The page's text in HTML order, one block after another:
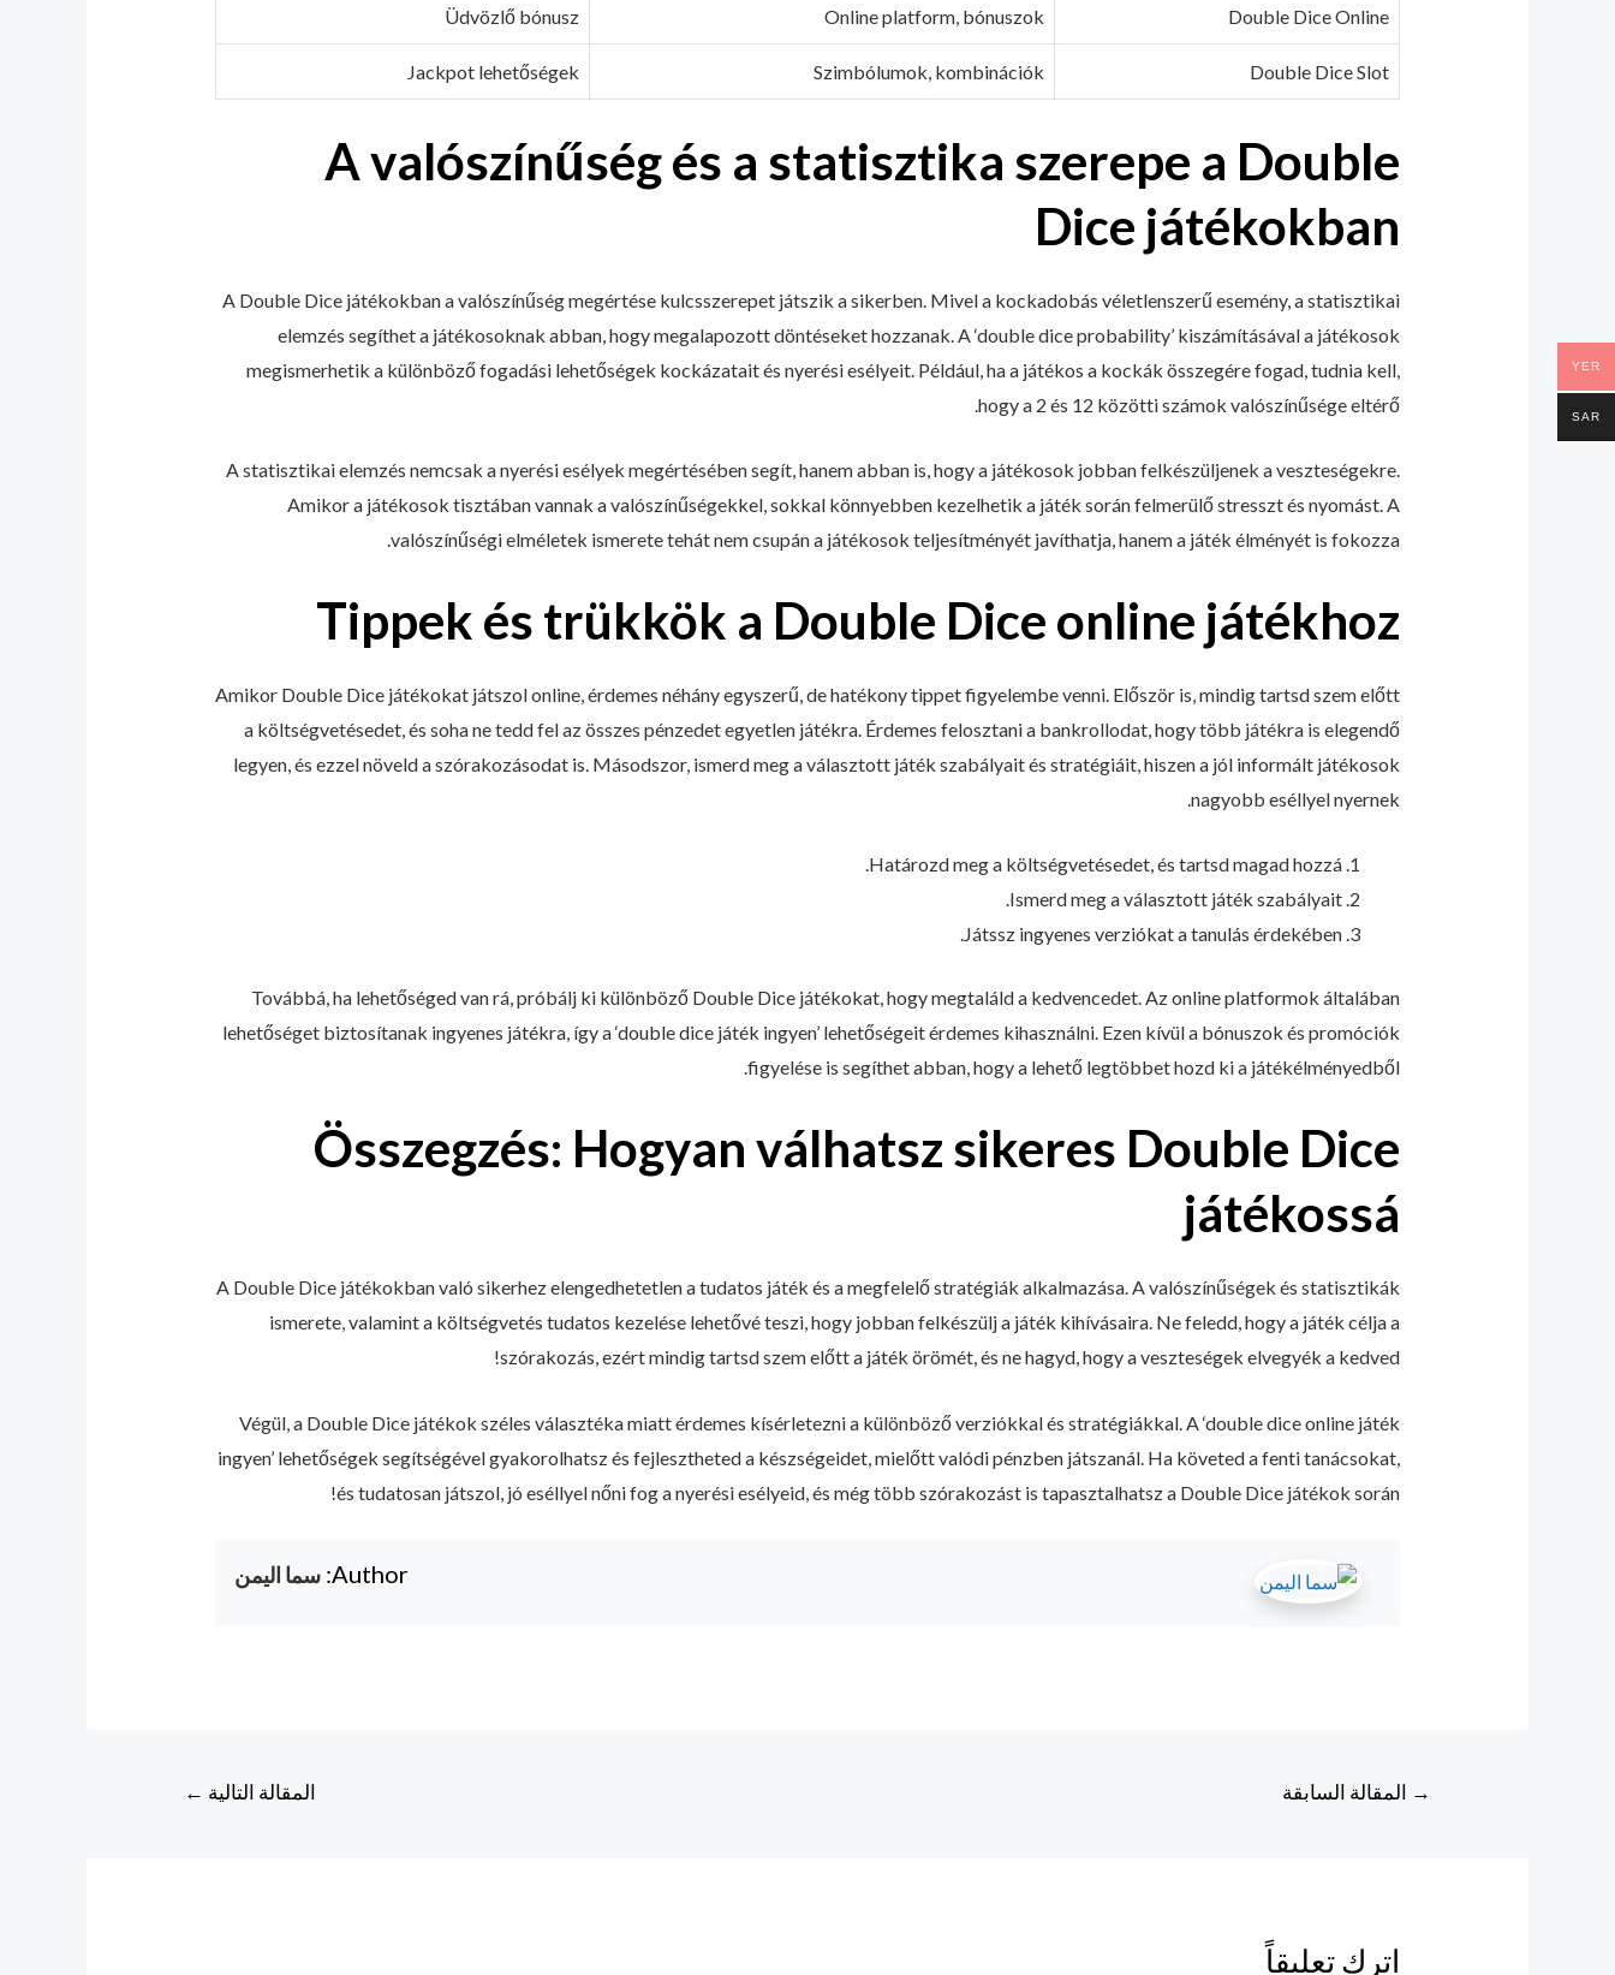
Double Dice Online
Online platform, bónuszok
Üdvözlő bónusz
Double Dice Slot
Szimbólumok, kombinációk
Jackpot lehetőségek
A valószínűség és a statisztika szerepe a Double
Dice játékokban
A Double Dice játékokban a valószínűség megértése kulcsszerepet játszik a sikerben. Mivel a kockadobás véletlenszerű esemény, a statisztikai
elemzés segíthet a játékosoknak abban, hogy megalapozott döntéseket hozzanak. A ‘double dice probability’ kiszámításával a játékosok
megismerhetik a különböző fogadási lehetőségek kockázatait és nyerési esélyeit. Például, ha a játékos a kockák összegére fogad, tudnia kell,
hogy a 2 és 12 közötti számok valószínűsége eltérő.
A statisztikai elemzés nemcsak a nyerési esélyek megértésében segít, hanem abban is, hogy a játékosok jobban felkészüljenek a veszteségekre.
Amikor a játékosok tisztában vannak a valószínűségekkel, sokkal könnyebben kezelhetik a játék során felmerülő stresszt és nyomást. A
valószínűségi elméletek ismerete tehát nem csupán a játékosok teljesítményét javíthatja, hanem a játék élményét is fokozza.
Tippek és trükkök a Double Dice online játékhoz
Amikor Double Dice játékokat játszol online, érdemes néhány egyszerű, de hatékony tippet figyelembe venni. Először is, mindig tartsd szem előtt
a költségvetésedet, és soha ne tedd fel az összes pénzedet egyetlen játékra. Érdemes felosztani a bankrollodat, hogy több játékra is elegendő
legyen, és ezzel növeld a szórakozásodat is. Másodszor, ismerd meg a választott játék szabályait és stratégiáit, hiszen a jól informált játékosok
nagyobb eséllyel nyernek.
Határozd meg a költségvetésedet, és tartsd magad hozzá.
Ismerd meg a választott játék szabályait.
Játssz ingyenes verziókat a tanulás érdekében.
Továbbá, ha lehetőséged van rá, próbálj ki különböző Double Dice játékokat, hogy megtaláld a kedvencedet. Az online platformok általában
lehetőséget biztosítanak ingyenes játékra, így a ‘double dice játék ingyen’ lehetőségeit érdemes kihasználni. Ezen kívül a bónuszok és promóciók
figyelése is segíthet abban, hogy a lehető legtöbbet hozd ki a játékélményedből.
Összegzés: Hogyan válhatsz sikeres Double Dice
játékossá
A Double Dice játékokban való sikerhez elengedhetetlen a tudatos játék és a megfelelő stratégiák alkalmazása. A valószínűségek és statisztikák
ismerete, valamint a költségvetés tudatos kezelése lehetővé teszi, hogy jobban felkészülj a játék kihívásaira. Ne feledd, hogy a játék célja a
szórakozás, ezért mindig tartsd szem előtt a játék örömét, és ne hagyd, hogy a veszteségek elvegyék a kedved!
Végül, a Double Dice játékok széles választéka miatt érdemes kísérletezni a különböző verziókkal és stratégiákkal. A ‘double dice online játék
ingyen’ lehetőségek segítségével gyakorolhatsz és fejlesztheted a készségeidet, mielőtt valódi pénzben játszanál. Ha követed a fenti tanácsokat,
és tudatosan játszol, jó eséllyel nőni fog a nyerési esélyeid, és még több szórakozást is tapasztalhatsz a Double Dice játékok során!
Author: سما اليمن
→ المقالة السابقة المقالة التالية ←
اترك تعليقاً
YER
SAR